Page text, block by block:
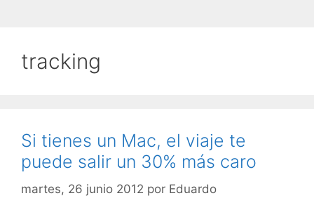
tracking
Si tienes un Mac, el viaje te
puede salir un 30% más caro
martes, 26 junio 2012 por Eduardo